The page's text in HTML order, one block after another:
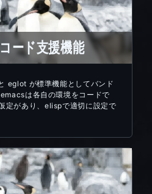
ード支援機能
eglot が標準機能としてバンド
は各自の環境をコードで
定があり、elispで適切に設定で